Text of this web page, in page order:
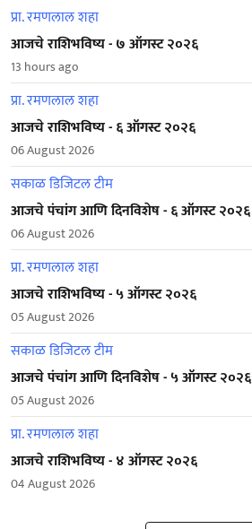
प्रा. रमणलाल शहा
आजचे राशिभविष्य - ७ ऑगस्ट २०२६
13 hours ago
प्रा. रमणलाल शहा
आजचे राशिभविष्य - ६ ऑगस्ट २०२६
06 August 2026
सकाळ डिजिटल टीम
आजचे पंचांग आणि दिनविशेष - ६ ऑगस्ट २०२६
06 August 2026
प्रा. रमणलाल शहा
आजचे राशिभविष्य - ५ ऑगस्ट २०२६
05 August 2026
सकाळ डिजिटल टीम
आजचे पंचांग आणि दिनविशेष - ५ ऑगस्ट २०२६
05 August 2026
प्रा. रमणलाल शहा
आजचे राशिभविष्य - ४ ऑगस्ट २०२६
04 August 2026